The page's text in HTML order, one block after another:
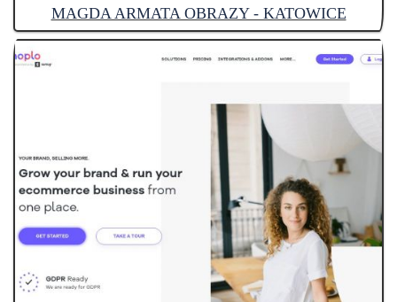
MAGDA ARMATA OBRAZY - KATOWICE